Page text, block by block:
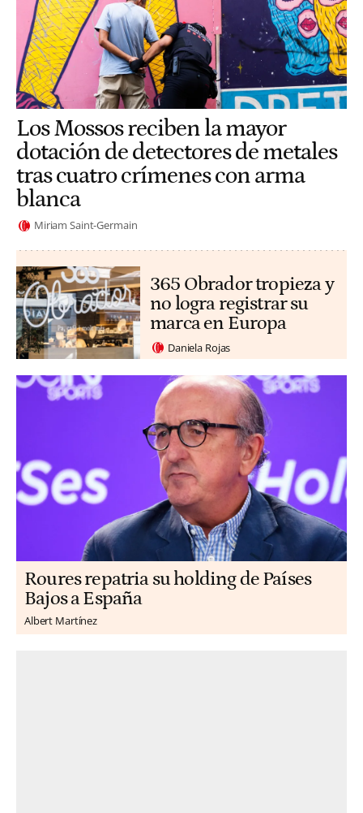
Los Mossos reciben la mayor
dotación de detectores de metales
tras cuatro crímenes con arma
blanca
Miriam Saint-Germain
365 Obrador tropieza y
no logra registrar su
marca en Europa
Daniela Rojas
Roures repatria su holding de Países
Bajos a España
Albert Martínez